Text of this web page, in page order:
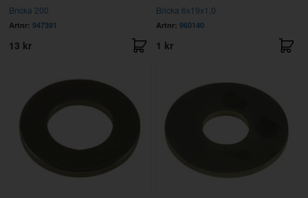
Bricka 200
Artnr: 947391
13 kr
Bricka 6x19x1,0
Artnr: 960140
1 kr